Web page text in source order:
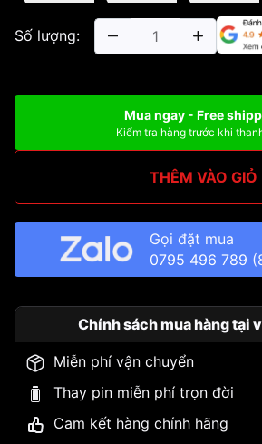
Số lượng:
Mua ngay - Free
Kiểm tra hàng trước khi
THÊM VÀO GIỎ
Gọi đặt mua
0795 496 789
Chính sách mua hàng tại
Miễn phí vận chuyển
Thay pin miễn phí trọn đời
Cam kết hàng chính hãng